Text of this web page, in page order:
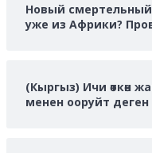
Новый
уже из Африки?
(Кыргыз) Ичи өткөн
менен ооруйт